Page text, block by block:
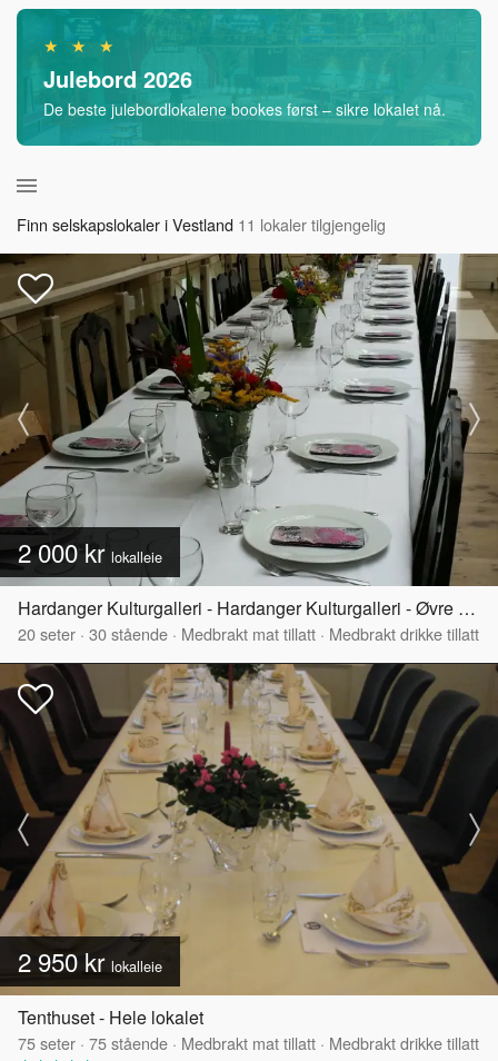
★ ★ ★
Julebord 2026
De beste julebordlokalene bookes først – sikre lokalet nå.
Finn selskapslokaler i Vestland 11 lokaler tilgjengelig
2 000 kr lokalleie
Hardanger Kulturgalleri - Hardanger Kulturgalleri - Øvre del
20seter · 30stående · Medbrakt mat tillatt · Medbrakt drikke tillatt
2 950 kr lokalleie
Tenthuset - Hele lokalet
75seter · 75stående · Medbrakt mat tillatt · Medbrakt drikke tillatt